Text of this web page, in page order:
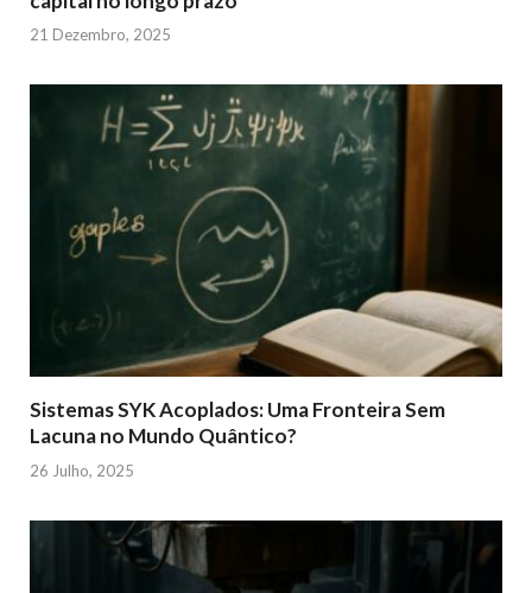
21 Dezembro, 2025
Sistemas SYK Acoplados: Uma Fronteira Sem
Lacuna no Mundo Quântico?
26 Julho, 2025